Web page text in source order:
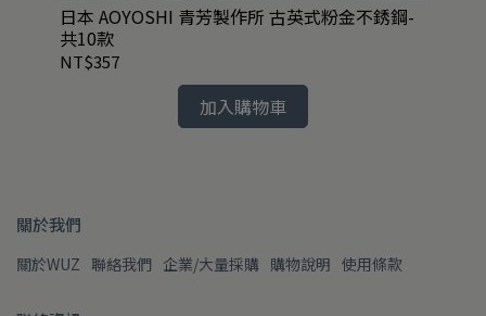
日本 AOYOSHI 青芳製作所 古英式粉金不銹鋼-
共10款
NT$357
加入購物車
關於我們
關於WUZ 聯絡我們 企業/大量採購 購物說明 使用條款